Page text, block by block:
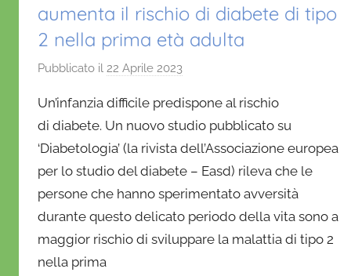
aumenta il rischio di diabete di tipo
2 nella prima età adulta
Pubblicato il 22 Aprile 2023
D
a
n
i
e
l
D
Un’infanzia difficile predispone al rischio
di diabete. Un nuovo studio pubblicato su
‘Diabetologia’ (la rivista dell’Associazione europea
per lo studio del diabete – Easd) rileva che le
persone che hanno sperimentato avversità
durante questo delicato periodo della vita sono a
maggior rischio di sviluppare la malattia di tipo 2
nella prima